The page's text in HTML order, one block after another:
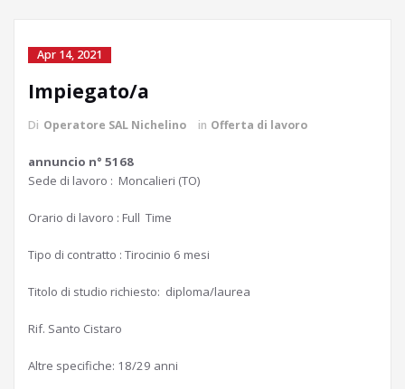
Apr 14, 2021
Impiegato/a
Di Operatore SAL Nichelino in Offerta di lavoro
annuncio n° 5168
Sede di lavoro : Moncalieri (TO)
Orario di lavoro : Full Time
Tipo di contratto : Tirocinio 6 mesi
Titolo di studio richiesto: diploma/laurea
Rif. Santo Cistaro
Altre specifiche: 18/29 anni